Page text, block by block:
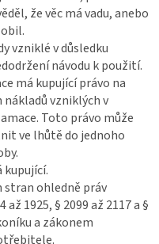
že věc má vadu, anebo
vzniklé v důsledku
návodu k použití.
má kupující právo na
nákladů vzniklých v
Toto právo může
ve lhůtě do jednoho
kupující.
stran ohledně práv
1925, § 2099 až 2117 a §
a zákonem